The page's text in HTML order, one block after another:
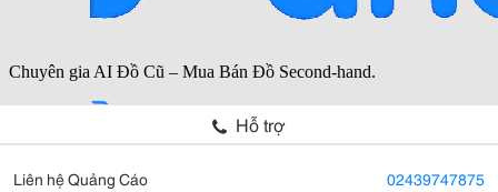
Hỗ trợ
Liên hệ Quảng Cáo 02439747875